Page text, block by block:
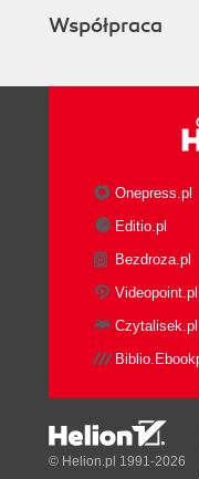
Współpraca
Onepress.pl
Editio.pl
Bezdroza.pl
Videopoint.pl
Czytalisek.pl
© Helion.pl 1991-2026